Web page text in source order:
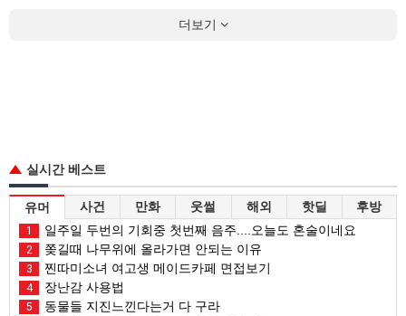
더보기
실시간 베스트
유머 사건 만화 웃썰 해외 핫딜 후방
1 일주일 두번의 기회중 첫번째 음주....오늘도 혼술이네요
2 쫒길때 나무위에 올라가면 안되는 이유
3 찐따미소녀 여고생 메이드카페 면접보기
4 장난감 사용법
5 동물들 지진느낀다는거 다 구라